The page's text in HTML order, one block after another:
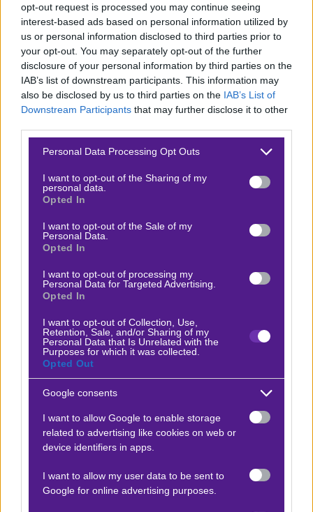
opt-out request is processed you may continue seeing
interest-based ads based on personal information utilized by
us or personal information disclosed to third parties prior to
your opt-out. You may separately opt-out of the further
disclosure of your personal information by third parties on the
IAB’s list of downstream participants. This information may
also be disclosed by us to third parties on the IAB’s List of
Downstream Participants that may further disclose it to other
Please note that this website/app uses one or more Google
not limited to your visit or usage behaviour. You may click to
grant or deny consent to Google and its third-party tags to
use your data for below specified purposes in below Google
consent section.
Personal Data Processing Opt Outs
I want to opt-out of the Sharing of my
personal data.
Opted In
I want to opt-out of the Sale of my
Personal Data.
Opted In
I want to opt-out of processing my
Personal Data for Targeted Advertising.
Opted In
I want to opt-out of Collection, Use,
Retention, Sale, and/or Sharing of my
Personal Data that Is Unrelated with the
Purposes for which it was collected.
Opted Out
Google consents
I want to allow Google to enable storage
related to advertising like cookies on web or
device identifiers in apps.
I want to allow my user data to be sent to
Google for online advertising purposes.
Παιχνίδι που θα κριθεί στο νήμα…
Όπως και στο Game 3, έτσι και σε αυτό, η επιλογή μας
θα είναι ένα combo, για να παίξουμε όσο το δυνατόν
πιο safe. Συγκεκριμένα η επιλογή μας είναι να μην χάσει
η Βαλένθια με πάνω από 10 πόντους και να
Αυτό πληρώνει στο κολακευτικό 1.85. Θεωρούμε πως
ακόμα και αν κερδίσει το “τριφύλλι”, δεν θα το κάνει με
διψήφια διαφορά, ενώ ως προς το σύνολο των
πόντων, θα επιβεβαιωθεί το άθροισμα που έχει συμβεί
στα 3/4 των φετινών αναμετρήσεων των δύο ομάδων.
Δείτε με ένα κλικ τις καλύτερες προσφορές της ημέρας
Ο Γιάννης Κάρμας προτείνει:
Παναθηναϊκός - Βαλένθια
Μπάσκετ Ευρωλίγκα
2 (+10.5) & Over 163,5
1.85